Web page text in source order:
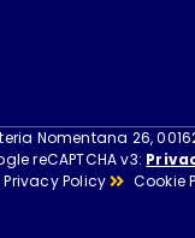
Nomentana 26,
reCAPTCHA v3:
Privacy Policy
Cookie